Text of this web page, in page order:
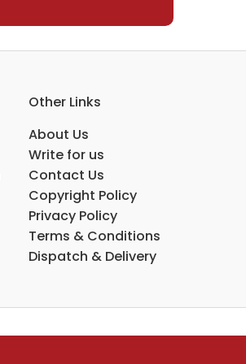
Other Links
About Us
Write for us
Contact Us
Copyright Policy
Privacy Policy
Terms & Conditions
Dispatch & Delivery